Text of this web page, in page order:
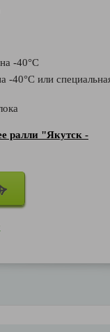
-40°С
-40°С или
ралли "Якутск -